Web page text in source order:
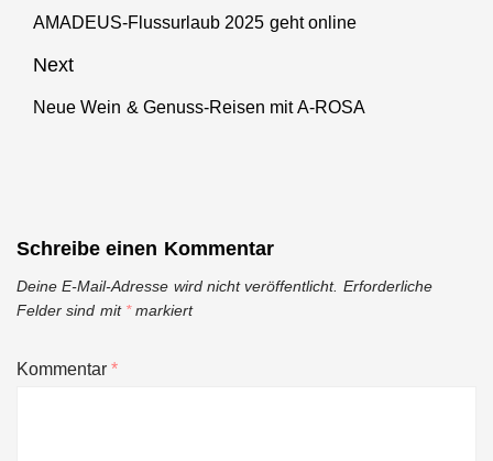
Previous
AMADEUS-Flussurlaub 2025 geht online
Next
Next
Neue Wein & Genuss-Reisen mit A-ROSA
Schreibe einen Kommentar
Deine E-Mail-Adresse wird nicht veröffentlicht. Erforderliche
Felder sind mit *markiert
Kommentar*